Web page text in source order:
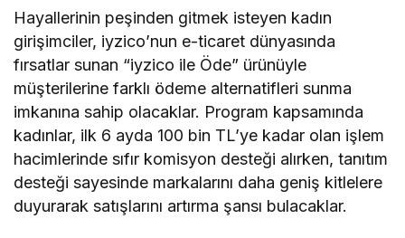
Hayallerinin peşinden gitmek isteyen kadın
girişimciler, iyzico’nun e-ticaret dünyasında
fırsatlar sunan “iyzico ile Öde” ürünüyle
müşterilerine farklı ödeme alternatifleri sunma
imkanına sahip olacaklar. Program kapsamında
kadınlar, ilk 6 ayda 100 bin TL’ye kadar olan işlem
hacimlerinde sıfır komisyon desteği alırken, tanıtım
desteği sayesinde markalarını daha geniş kitlelere
duyurarak satışlarını artırma şansı bulacaklar.